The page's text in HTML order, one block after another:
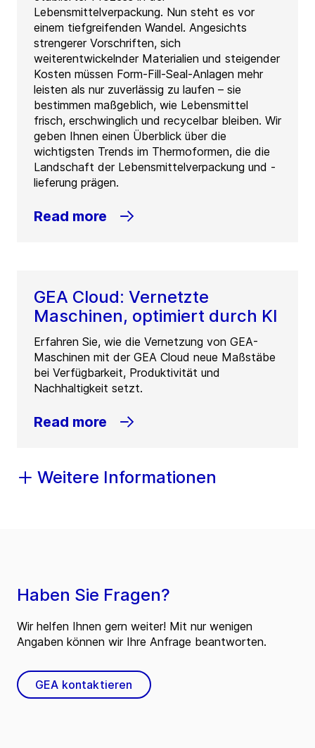
Lebensmittelverpackung. Nun steht es vor
einem tiefgreifenden Wandel. Angesichts
strengerer Vorschriften, sich
weiterentwickelnder Materialien und steigender
Kosten müssen Form-Fill-Seal-Anlagen mehr
leisten als nur zuverlässig zu laufen – sie
bestimmen maßgeblich, wie Lebensmittel
frisch, erschwinglich und recycelbar bleiben. Wir
geben Ihnen einen Überblick über die
wichtigsten Trends im Thermoformen, die die
Landschaft der Lebensmittelverpackung und -
lieferung prägen.
Read more
GEA Cloud: Vernetzte
Maschinen, optimiert durch KI
Erfahren Sie, wie die Vernetzung von GEA-
Maschinen mit der GEA Cloud neue Maßstäbe
bei Verfügbarkeit, Produktivität und
Nachhaltigkeit setzt.
Read more
Weitere Informationen
Haben Sie Fragen?
Wir helfen Ihnen gern weiter! Mit nur wenigen
Angaben können wir Ihre Anfrage beantworten.
GEA kontaktieren